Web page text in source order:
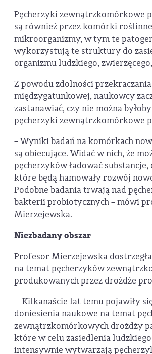
Pęcherzyki zewnątrzkomórkowe
są również przez komórki
mikroorganizmy, w tym te
wykorzystują te struktury do
organizmu ludzkiego,
Z powodu zdolności
międzygatunkowej, naukowcy
zastanawiać, czy nie można
pęcherzyki zewnątrzkomórkowe
– Wyniki badań na komórkach
są obiecujące. Widać w nich, że
pęcherzyków ładować substancje,
które będą hamowały rozwój
Podobne badania trwają nad
bakterii probiotycznych – mówi
Mierzejewska.
Niezbadany obszar
Profesor Mierzejewska
na temat pęcherzyków
produkowanych przez drożdże
– Kilkanaście lat temu pojawiły
doniesienia naukowe na temat
zewnątrzkomórkowych drożdży
które w celu zasiedlenia
intensywnie wytwarzają